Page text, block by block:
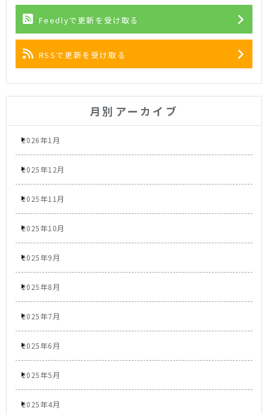
Feedlyで更新を受け取る
RSSで更新を受け取る
月別アーカイブ
2026年1月
2025年12月
2025年11月
2025年10月
2025年9月
2025年8月
2025年7月
2025年6月
2025年5月
2025年4月